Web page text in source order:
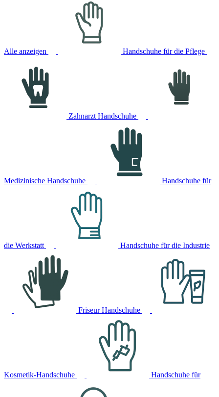
Alle anzeigen Handschuhe für die Pflege
Zahnarzt Handschuhe
Medizinische Handschuhe Handschuhe für
die Werkstatt Handschuhe für die Industrie
Friseur Handschuhe
Kosmetik-Handschuhe Handschuhe für